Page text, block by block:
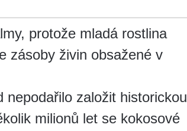
protože mladá rostlina
zásoby živin obsažené v
založit historickou
milionů let se kokosové